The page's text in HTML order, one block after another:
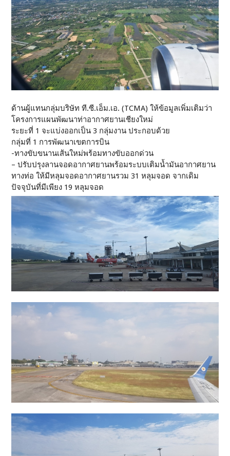
ด้านผู้แทนกลุ่มบริษัท ที.ซี.เอ็ม.เอ. (TCMA) ให้ข้อมูลเพิ่มเติมว่า
โครงการแผนพัฒนาท่าอากาศยานเชียงใหม่
ระยะที่ 1 จะแบ่งออกเป็น 3 กลุ่มงาน ประกอบด้วย
กลุ่มที่ 1 การพัฒนาเขตการบิน
-ทางขับขนานเส้นใหม่พร้อมทางขับออกด่วน
– ปรับปรุงลานจอดอากาศยานพร้อมระบบเติมน้ำมันอากาศยาน
ทางท่อ ให้มีหลุมจอดอากาศยานรวม 31 หลุมจอด จากเดิม
ปัจจุบันที่มีเพียง 19 หลุมจอด